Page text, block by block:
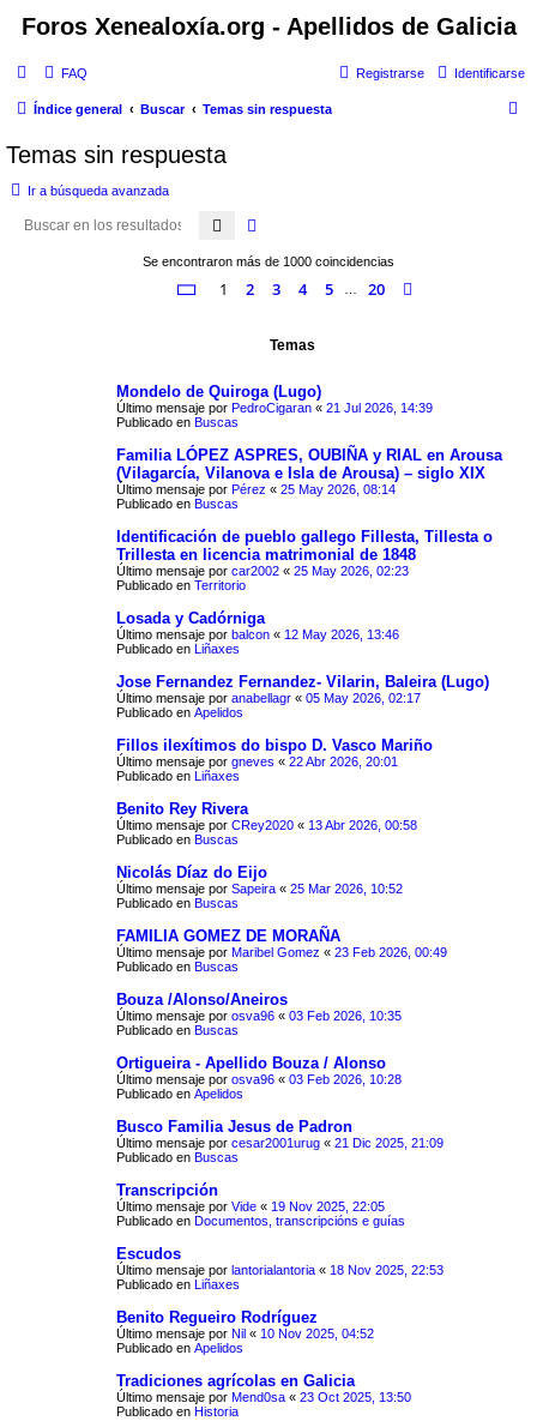
Foros Xenealoxía.org - Apellidos de Galicia
FAQ Identificarse
Registrarse
Índice general Buscar Temas sin respuesta
Temas sin respuesta
Ir a búsqueda avanzada
Buscar
Se encontraron más de 1000 coincidencias
Página de 20
1 2 3 4 5 20
Temas
Mondelo de Quiroga (Lugo)
Último mensaje por PedroCigaran « 21 Jul 2026, 14:39
Publicado en Buscas
Familia LÓPEZ ASPRES, OUBIÑA y RIAL en Arousa
(Vilagarcía, Vilanova e Isla de Arousa) – siglo XIX
Último mensaje por Pérez « 25 May 2026, 08:14
Publicado en Buscas
Identificación de pueblo gallego Fillesta, Tillesta o
Trillesta en licencia matrimonial de 1848
Último mensaje por car2002 « 25 May 2026, 02:23
Publicado en Territorio
Losada y Cadórniga
Último mensaje por balcon « 12 May 2026, 13:46
Publicado en
Liñaxes
Jose Fernandez Fernandez- Vilarin, Baleira (Lugo)
Último mensaje por anabellagr « 05 May 2026, 02:17
Publicado en Apelidos
Fillos ilexítimos do bispo D. Vasco Mariño
Último mensaje por gneves « 22 Abr 2026, 20:01
Publicado en
Liñaxes
Benito Rey Rivera
Último mensaje por CRey2020 « 13 Abr 2026, 00:58
Publicado en Buscas
Nicolás Díaz do Eijo
Último mensaje por Sapeira « 25 Mar 2026, 10:52
Publicado en Buscas
FAMILIA GOMEZ DE MORAÑA
Último mensaje por Maribel Gomez « 23 Feb 2026, 00:49
Publicado en Buscas
Bouza /Alonso/Aneiros
Último mensaje por osva96 « 03 Feb 2026, 10:35
Publicado en Buscas
Ortigueira - Apellido Bouza / Alonso
Último mensaje por osva96 « 03 Feb 2026, 10:28
Publicado en Apelidos
Busco Familia Jesus de Padron
Último mensaje por cesar2001urug « 21 Dic 2025, 21:09
Publicado en Buscas
Transcripción
Último mensaje por Vide « 19 Nov 2025, 22:05
Publicado en Documentos, transcripcións e guías
Escudos
Último mensaje por lantorialantoria « 18 Nov 2025, 22:53
Publicado en
Liñaxes
Benito Regueiro Rodríguez
Último mensaje por Nil « 10 Nov 2025, 04:52
Publicado en Apelidos
Tradiciones agrícolas en Galicia
Último mensaje por Mend0sa « 23 Oct 2025, 13:50
Publicado en Historia